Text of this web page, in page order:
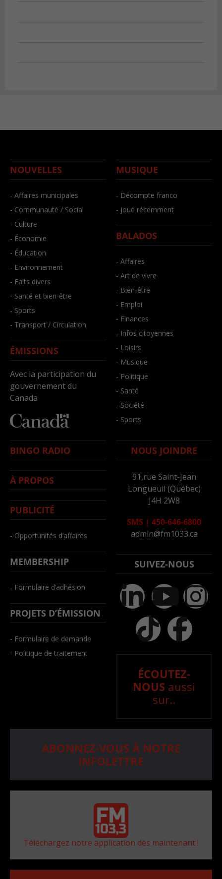
NOUVELLES
- Affaires municipales
- Communauté / Social
- Culture
- Économie
- Éducation
- Environnement
- Faits divers
- Santé et bien-être
- Sports
- Transport / Circulation
ÉMISSIONS
Avec la participation du
gouvernement du
Canada
MUSIQUE
- Décompte franco
- Joué récemment
BALADOS
- Affaires
- Art de vivre
- Bien-être
- Emploi
- Finances
- Infos citoyennes
- Loisirs
- Musique
- Politique
- Santé
- Société
- Sports
BINGO RADIO
À PROPOS
PUBLICITÉ
- Opportunités d’affaires
MEMBERSHIP
- Formulaire d’adhésion
PROJETS D’ÉMISSION
- Formulaire de demande
- Politique de traitement
NOUS JOINDRE
91,rue Saint-Jean
Longueuil (Québec)
J4H 2W8
SMS | 450-646-6800
admin@fm1033.ca
SUIVEZ-NOUS
ÉCOUTEZ-
NOUS aussi
sur..
ABONNEZ-VOUS À NOTRE
INFOLETTRE
Téléchargez notre application dès maintenant !